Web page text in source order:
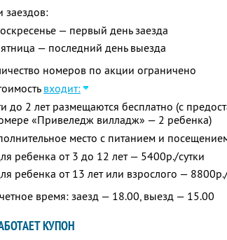
заездов:
— первый день заезда
— последний день выезда
номеров по акции ограничено
входит:
до 2 лет размещаются бесплатно (с
«Привеледж вилладж» — 2 ребенка)
место с питанием и
ребенка от 3 до 12 лет — 5400р./сутки
ребенка от 13 лет или взрослого —
время: заезд — 18.00, выезд — 15.00
КУПОН